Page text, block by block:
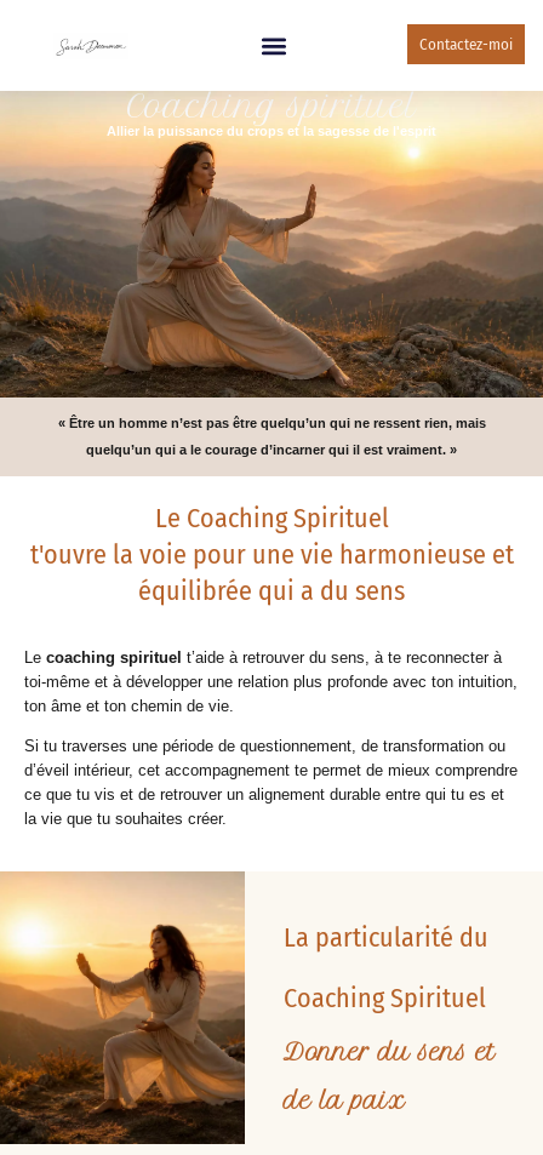
Contactez-moi
Coaching spirituel
Allier la puissance du crops et la sagesse de l'esprit
« Être un homme n’est pas être quelqu’un qui ne ressent rien, mais
quelqu’un qui a le courage d’incarner qui il est vraiment. »
Le Coaching Spirituel
t'ouvre la voie pour une vie harmonieuse et
équilibrée qui a du sens
Le coaching spirituel t’aide à retrouver du sens, à te reconnecter à
toi-même et à développer une relation plus profonde avec ton intuition,
ton âme et ton chemin de vie.
Si tu traverses une période de questionnement, de transformation ou
d’éveil intérieur, cet accompagnement te permet de mieux comprendre
ce que tu vis et de retrouver un alignement durable entre qui tu es et
la vie que tu souhaites créer.
La particularité du
Coaching Spirituel
Donner du sens et
de la paix